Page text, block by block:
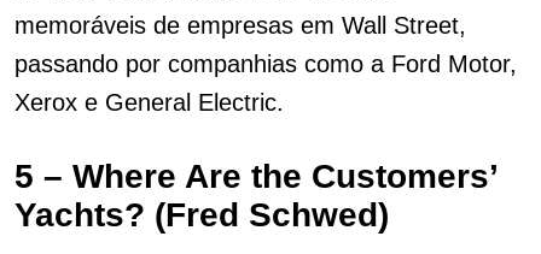
memoráveis de empresas em Wall Street,
passando por companhias como a Ford Motor,
Xerox e General Electric.
5 – Where Are the Customers’
Yachts? (Fred Schwed)